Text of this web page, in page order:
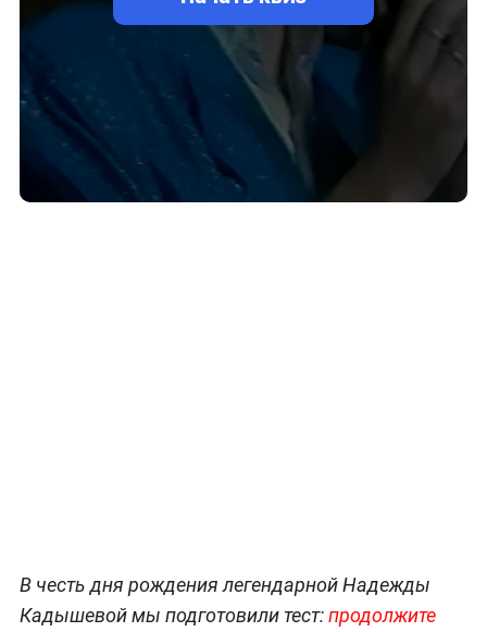
В честь дня рождения легендарной Надежды
Кадышевой мы подготовили тест:продолжите